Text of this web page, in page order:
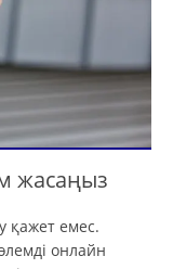
жасаңыз
қажет емес.
онлайн